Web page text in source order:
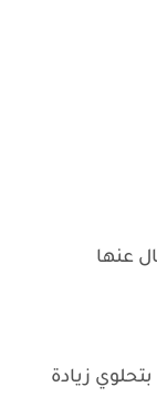
عنها
زيادة